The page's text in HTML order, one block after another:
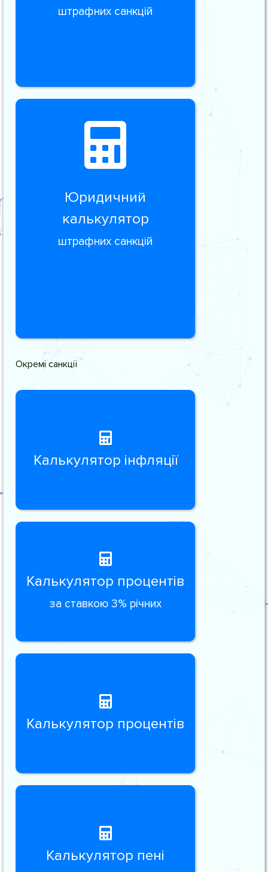
штрафних санкцій
Юридичний
калькулятор
штрафних санкцій
Окремі санкції
Калькулятор інфляції
Калькулятор процентів
за ставкою 3% річних
Калькулятор процентів
Калькулятор пені